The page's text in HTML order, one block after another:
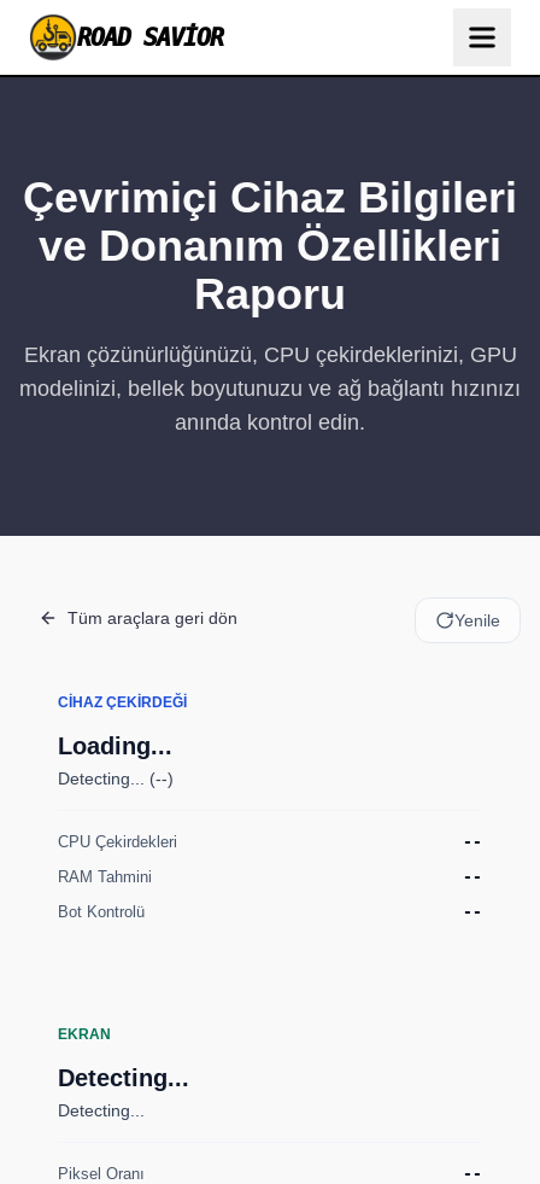
ROAD SAVIOR
Çevrimiçi Cihaz Bilgileri
ve Donanım Özellikleri
Raporu
Ekran çözünürlüğünüzü, CPU çekirdeklerinizi, GPU
modelinizi, bellek boyutunuzu ve ağ bağlantı hızınızı
anında kontrol edin.
Tüm araçlara geri dön Yenile
CIHAZ ÇEKIRDEĞI
Loading...
Detecting... (--)
CPU Çekirdekleri
--
RAM Tahmini
--
Bot Kontrolü
--
EKRAN
Detecting...
Detecting...
Piksel Oranı
--